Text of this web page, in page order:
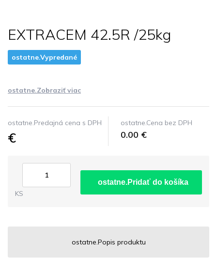
EXTRACEM 42.5R /25kg
ostatne.Vypredané
ostatne.Zobraziť viac
ostatne.Predajná cena s DPH
€
ostatne.Cena bez DPH
0.00 €
KS
ostatne.Pridať do košíka
ostatne.Popis produktu